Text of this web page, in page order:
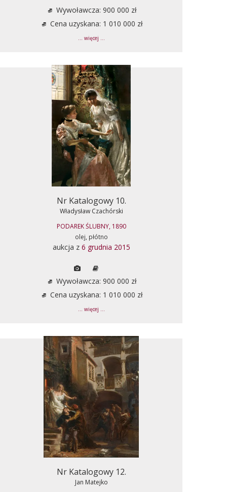
Wywoławcza: 900 000 zł
Cena uzyskana: 1 010 000 zł
... więcej ...
Nr Katalogowy 10.
Władysław Czachórski
PODAREK ŚLUBNY, 1890
olej, płótno
aukcja z 6 grudnia 2015
Wywoławcza: 900 000 zł
Cena uzyskana: 1 010 000 zł
... więcej ...
Nr Katalogowy 12.
Jan Matejko